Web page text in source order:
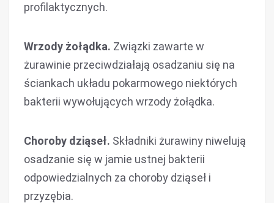
profilaktycznych.
Wrzody żołądka. Związki zawarte w
żurawinie przeciwdziałają osadzaniu się na
ściankach układu pokarmowego niektórych
bakterii wywołujących wrzody żołądka.
Choroby dziąseł. Składniki żurawiny niwelują
osadzanie się w jamie ustnej bakterii
odpowiedzialnych za choroby dziąseł i
przyzębia.